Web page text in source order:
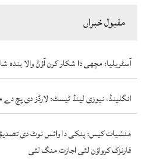
مقبول خبراں
آسٹریلیا: مچھی دا شکار کرن آؤݨ والا
انگلینڈ، نیوزی لینڈ ٹیسٹ: لارڈز دی پچ
منشیات کیس: پنکی دا وائس نوٹ دی تصدیق
فارنزک کرواؤن لئی اجازت منگ لئی